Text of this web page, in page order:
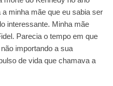
minha mãe que eu sabia ser
interessante. Minha mãe
Parecia o tempo em que
importando a sua
de vida que chamava a